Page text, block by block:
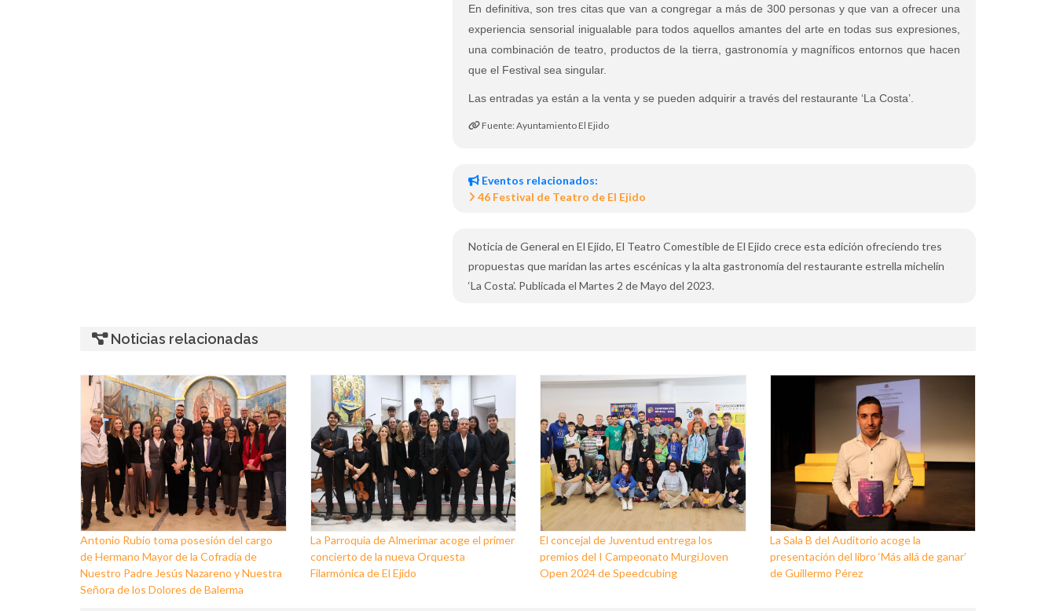
En definitiva, son tres citas que van a congregar a más de 300 personas y que van a ofrecer una
experiencia sensorial inigualable para todos aquellos amantes del arte en todas sus expresiones,
una combinación de teatro, productos de la tierra, gastronomía y magníficos entornos que hacen
que el Festival sea singular.
Las entradas ya están a la venta y se pueden adquirir a través del restaurante ‘La Costa’.
Fuente: Ayuntamiento El Ejido
Eventos relacionados:
46 Festival de Teatro de El Ejido
Noticia de General en El Ejido, El Teatro Comestible de El Ejido crece esta edición ofreciendo tres
propuestas que maridan las artes escénicas y la alta gastronomía del restaurante estrella michelín
‘La Costa’. Publicada el Martes 2 de Mayo del 2023.
Noticias relacionadas
Antonio Rubio toma posesión del cargo
de Hermano Mayor de la Cofradía de
Nuestro Padre Jesús Nazareno y Nuestra
Señora de los Dolores de Balerma
La Parroquia de Almerimar acoge el primer
concierto de la nueva Orquesta
Filarmónica de El Ejido
El concejal de Juventud entrega los
premios del I Campeonato MurgiJoven
Open 2024 de Speedcubing
La Sala B del Auditorio acoge la
presentación del libro ‘Más allá de ganar’
de Guillermo Pérez